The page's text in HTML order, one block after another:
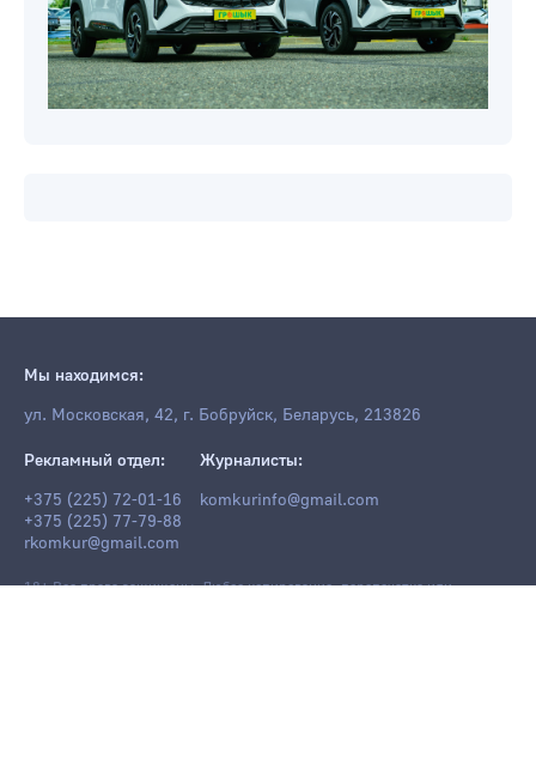
Мы находимся:
ул. Московская, 42, г. Бобруйск, Беларусь, 213826
Рекламный отдел:
+375 (225) 72-01-16
+375 (225) 77-79-88
rkomkur@gmail.com
Журналисты:
komkurinfo@gmail.com
18+ Все права защищены. Любое копирование, перепечатка или